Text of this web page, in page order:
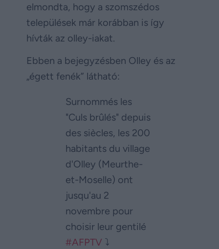
elmondta, hogy a szomszédos
települések már korábban is így
hívták az olley-iakat.
Ebben a bejegyzésben Olley és az
„égett fenék” látható:
Surnommés les
"Culs brûlés" depuis
des siècles, les 200
habitants du village
d'Olley (Meurthe-
et-Moselle) ont
jusqu'au 2
novembre pour
choisir leur gentilé
#AFPTV ⤵️